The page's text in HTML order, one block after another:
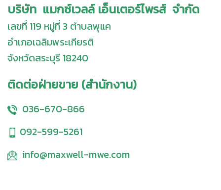
บริษัท แมกซ์เวลล์ เอ็นเตอร์ไพรส์ จำกัด
เลขที่ 119 หมู่ที่ 3 ตำบลพุแค
อำเภอเฉลิมพระเกียรติ
จังหวัดสระบุรี 18240
ติดต่อฝ่ายขาย (สำนักงาน)
036-670-866
092-599-5261
info@maxwell-mwe.com